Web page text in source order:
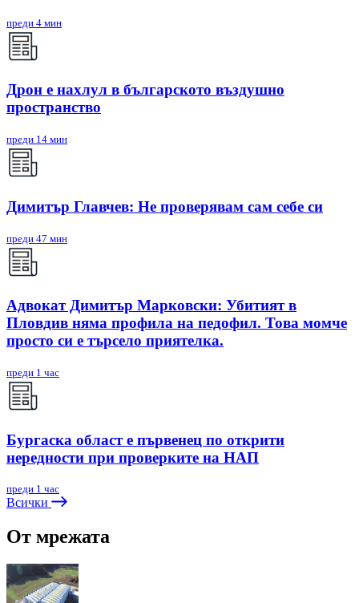
преди 4 мин
Дрон е нахлул в българското въздушно
пространство
преди 14 мин
Димитър Главчев: Не проверявам сам себе си
преди 47 мин
Адвокат Димитър Марковски: Убитият в
Пловдив няма профила на педофил. Това момче
просто си е търсело приятелка.
преди 1 час
Бургаска област е първенец по открити
нередности при проверките на НАП
преди 1 час
Всички
От мрежата